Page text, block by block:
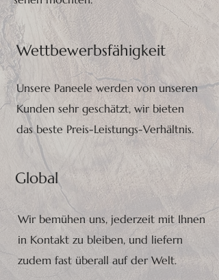
Wettbewerbsfähigkeit
Unsere Paneele werden von unseren
Kunden sehr geschätzt, wir bieten
das beste Preis-Leistungs-Verhältnis.
Global
Wir bemühen uns, jederzeit mit Ihnen
in Kontakt zu bleiben, und liefern
zudem fast überall auf der Welt.